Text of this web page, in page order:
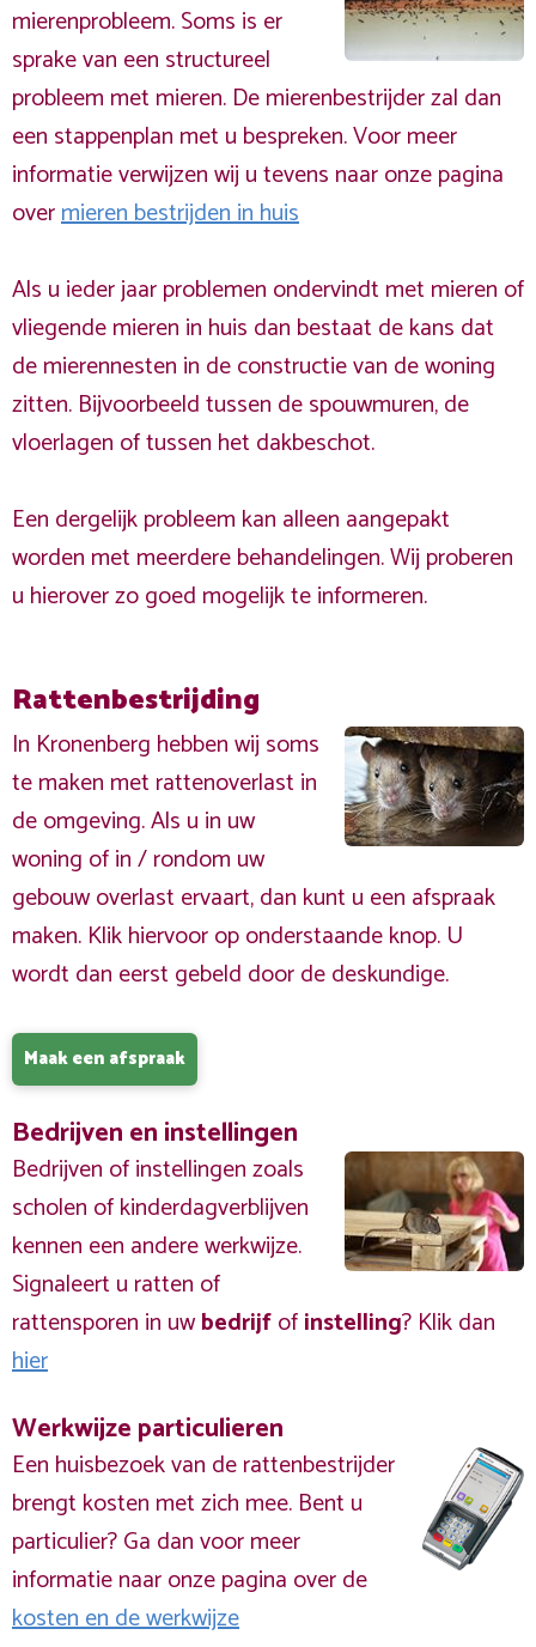
mierenprobleem. Soms is er
sprake van een structureel
probleem met mieren. De mierenbestrijder zal dan
een stappenplan met u bespreken. Voor meer
informatie verwijzen wij u tevens naar onze pagina
overmieren bestrijden in huis
Als u ieder jaar problemen ondervindt met mieren of
vliegende mieren in huis dan bestaat de kans dat
de mierennesten in de constructie van de woning
zitten. Bijvoorbeeld tussen de spouwmuren, de
vloerlagen of tussen het dakbeschot.
Een dergelijk probleem kan alleen aangepakt
worden met meerdere behandelingen. Wij proberen
u hierover zo goed mogelijk te informeren.
Rattenbestrijding
In Kronenberg hebben wij soms
te maken met rattenoverlast in
de omgeving. Als u in uw
woning of in / rondom uw
gebouw overlast ervaart, dan kunt u een afspraak
maken. Klik hiervoor op onderstaande knop. U
wordt dan eerst gebeld door de deskundige.
Maak een afspraak
Bedrijven en instellingen
Bedrijven of instellingen zoals
scholen of kinderdagverblijven
kennen een andere werkwijze.
Signaleert u ratten of
rattensporen in uwbedrijfofinstelling? Klik dan
hier
Werkwijze particulieren
Een huisbezoek van de rattenbestrijder
brengt kosten met zich mee. Bent u
particulier? Ga dan voor meer
informatie naar onze pagina over de
kosten en de werkwijze